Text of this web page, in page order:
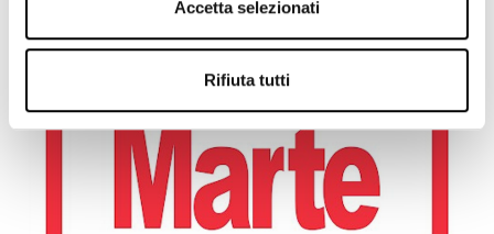
Accetta selezionati
Rifiuta tutti